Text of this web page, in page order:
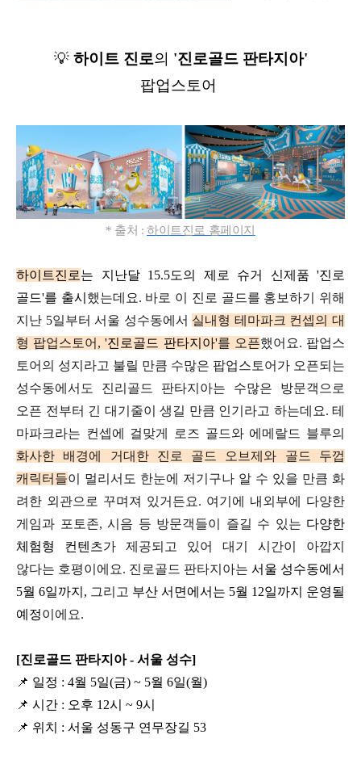
💡 하이트 진로의 '진로골드 판타지아'
팝업스토어
* 출처 :하이트진로 홈페이지
하이트진로는 지난달 15.5도의 제로 슈거 신제품 '진로
골드'를 출시 했는데요. 바로 이 진로 골드를 홍보하기 위해
지난 5일부터 서울 성수동에서 실내형 테마파크 컨셉의 대
형 팝업스토어,'진로골드 판타지아'를 오픈했어요. 팝업스
토어의 성지라고 불릴 만큼 수많은 팝업스토어가 오픈되는
성수동에서도 진리골드 판타지아는 수많은 방문객으로
오픈 전부터 긴 대기줄이 생길 만큼 인기라고 하는데요. 테
마파크라는 컨셉에 걸맞게
로즈 골드와 에메랄드 블루의
화사한 배경에 거대한 진로 골드 오브제와 골드 두껍
캐릭터들이 멀리서도 한눈에 저기구나 알 수 있을 만큼 화
려한 외관으로 꾸며져 있거든요. 여기에 내외부에 다양한
게임과 포토존, 시음 등 방문객들이 즐길 수 있는 다양한
체험형 컨텐츠가 제공되고 있어 대기 시간이 아깝지
않다는 호평이에요. 진로골드 판타지아는 서울 성수동에서
5월 6일까지, 그리고 부산 서면에서는 5월 12일까지 운영될
예정이에요.
[진로골드 판타지아 - 서울 성수]
📌 일정 : 4월 5일(금) ~ 5월 6일(월)
📌 시간 : 오후 12시 ~ 9시
📌 위치 : 서울 성동구 연무장길 53